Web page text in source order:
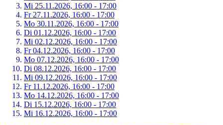
Mi 25.11.2026, 16:00 - 17:00
Fr 27.11.2026, 16:00 - 17:00
Mo 30.11.2026, 16:00 - 17:00
Di 01.12.2026, 16:00 - 17:00
Mi 02.12.2026, 16:00 - 17:00
Fr 04.12.2026, 16:00 - 17:00
Mo 07.12.2026, 16:00 - 17:00
Di 08.12.2026, 16:00 - 17:00
Mi 09.12.2026, 16:00 - 17:00
Fr 11.12.2026, 16:00 - 17:00
Mo 14.12.2026, 16:00 - 17:00
Di 15.12.2026, 16:00 - 17:00
Mi 16.12.2026, 16:00 - 17:00